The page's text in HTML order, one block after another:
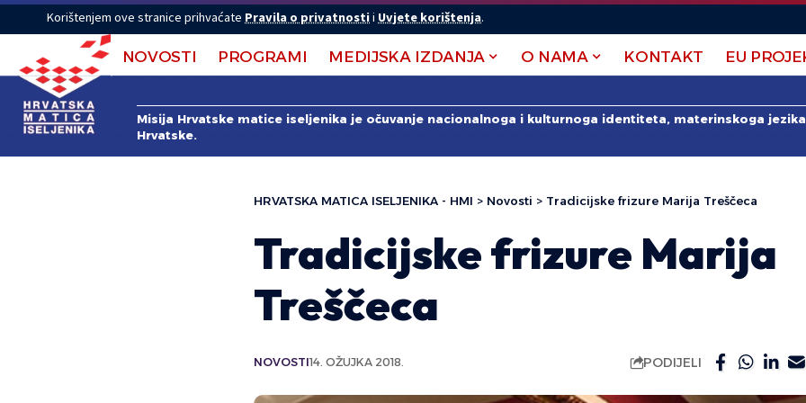
Korištenjem ove stranice prihvaćate Pravila o privatnostii Uvjete korištenja.
NOVOSTI PROGRAMI MEDIJSKA IZDANJA O NAMA KONTAKT EU
Misija Hrvatske matice iseljenika je očuvanje nacionalnoga i kulturnoga identiteta, materinskoga
Hrvatske.
HRVATSKA MATICA ISELJENIKA - HMI > Novosti > Tradicijske frizure Marija Treščeca
Tradicijske frizure Marija
Treščeca
NOVOSTI14. OŽUJKA 2018. PODIJELI